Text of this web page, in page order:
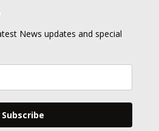
News updates and special
Subscribe